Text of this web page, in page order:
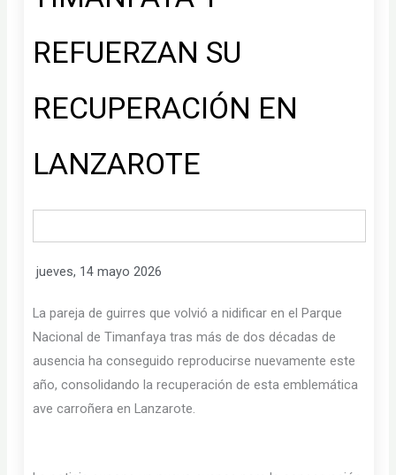
REFUERZAN SU
RECUPERACIÓN EN
LANZAROTE
jueves, 14 mayo 2026
La pareja de guirres que volvió a nidificar en el Parque
Nacional de Timanfaya tras más de dos décadas de
ausencia ha conseguido reproducirse nuevamente este
año, consolidando la recuperación de esta emblemática
ave carroñera en Lanzarote.